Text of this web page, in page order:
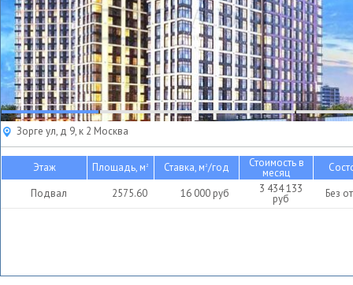
Зорге ул, д 9, к 2 Москва
Этаж Площадь, м2 Ставка, м2/год Стоимость в
месяц
Подвал
2575.60 16 000 руб 3 434 133
руб Без